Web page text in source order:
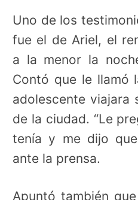
Uno de los
fue el de Ariel, el
a la menor la
Contó que le llamó
adolescente viajara
de la ciudad. “Le
tenía y me dijo
ante la prensa.
Apuntó también